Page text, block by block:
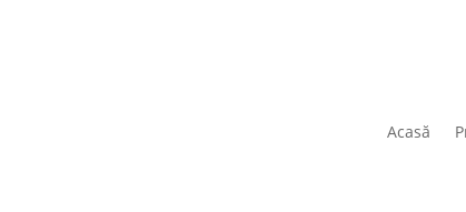
Acasă